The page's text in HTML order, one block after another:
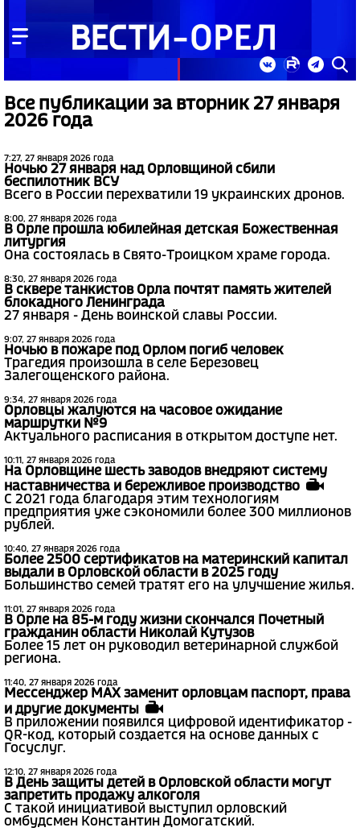
Все публикации за вторник 27 января
2026 года
7:27, 27 января 2026 года
Ночью 27 января над Орловщиной сбили
беспилотник ВСУ
Всего в России перехватили 19 украинских дронов.
8:00, 27 января 2026 года
В Орле прошла юбилейная детская Божественная
литургия
Она состоялась в Свято-Троицком храме города.
8:30, 27 января 2026 года
В сквере танкистов Орла почтят память жителей
блокадного Ленинграда
27 января - День воинской славы России.
9:07, 27 января 2026 года
Ночью в пожаре под Орлом погиб человек
Трагедия произошла в селе Березовец
Залегощенского района.
9:34, 27 января 2026 года
Орловцы жалуются на часовое ожидание
маршрутки №9
Актуального расписания в открытом доступе нет.
10:11, 27 января 2026 года
На Орловщине шесть заводов внедряют систему
наставничества и бережливое производство
С 2021 года благодаря этим технологиям
предприятия уже сэкономили более 300 миллионов
рублей.
10:40, 27 января 2026 года
Более 2500 сертификатов на материнский капитал
выдали в Орловской области в 2025 году
Большинство семей тратят его на улучшение жилья.
11:01, 27 января 2026 года
В Орле на 85-м году жизни скончался Почетный
гражданин области Николай Кутузов
Более 15 лет он руководил ветеринарной службой
региона.
11:40, 27 января 2026 года
Мессенджер МАХ заменит орловцам паспорт, права
и другие документы
В приложении появился цифровой идентификатор -
QR-код, который создается на основе данных с
Госуслуг.
12:10, 27 января 2026 года
В День защиты детей в Орловской области могут
запретить продажу алкоголя
С такой инициативой выступил орловский
омбудсмен Константин Домогатский.